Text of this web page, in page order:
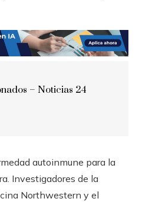
– Noticias 24
autoinmune para la
Investigadores de la
Northwestern y el